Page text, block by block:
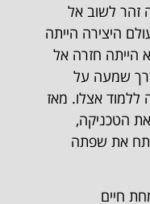
זהר לשוב אל
היצירה הייתה
הייתה חזרה אל
שמעה על
ללמוד אצלו. מאז
הטכניקה,
את שפתה
חיים